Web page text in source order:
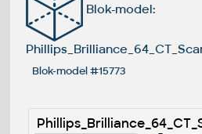
Blok-model:
Blok-model #15773